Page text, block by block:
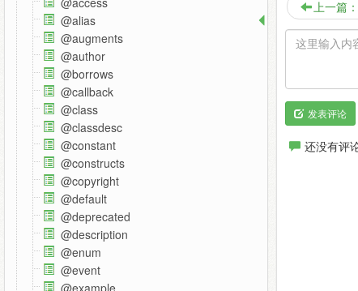
@alias
@augments
@author
@borrows
@callback
@class
@classdesc
@constant
@constructs
@copyright
@default
@deprecated
@description
@enum
@event
上一篇
发表评论
还没有评